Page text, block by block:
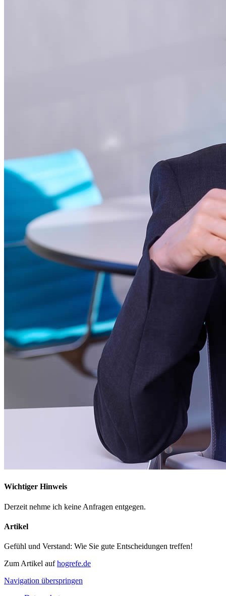
Wichtiger Hinweis
Derzeit nehme ich keine Anfragen entgegen.
Artikel
Gefühl und Verstand: Wie Sie gute Entscheidungen treffen!
Zum Artikel aufhogrefe.de
Navigation überspringen